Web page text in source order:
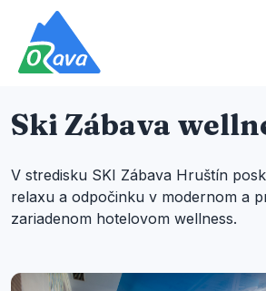
Ski Zábava
V stredisku SKI Zábava Hruštín
relaxu a odpočinku v modernom a
zariadenom hotelovom wellness.